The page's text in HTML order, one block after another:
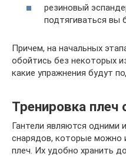
резиновый
подтягиваться вы
Причем, на начальных
обойтись без некоторых
какие упражнения будут
Тренировка плеч
Гантели являются одними
снарядов, которые можно
плеч. Их удобно хранить